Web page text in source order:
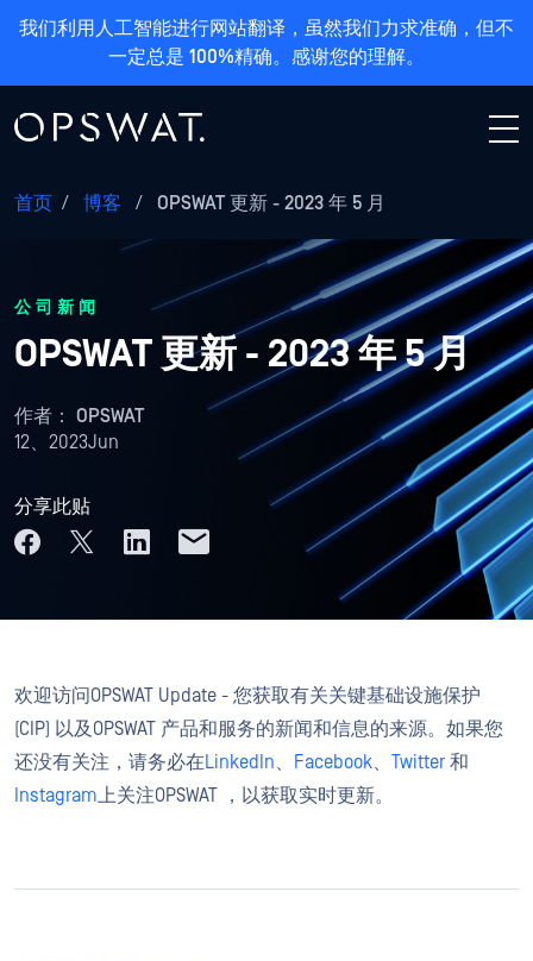
我们利用人工智能进行网站翻译，虽然我们力求准确，但不
一定总是 100%精确。感谢您的理解。
首页 / 博客 / OPSWAT 更新 - 2023 年 5 月
公司新闻
OPSWAT 更新 - 2023 年 5 月
作者： OPSWAT
12、2023Jun
分享此贴
欢迎访问OPSWAT Update - 您获取有关关键基础设施保护
(CIP) 以及OPSWAT 产品和服务的新闻和信息的来源。如果您
还没有关注，请务必在LinkedIn、 Facebook、 Twitter 和
Instagram上关注OPSWAT ，以获取实时更新。